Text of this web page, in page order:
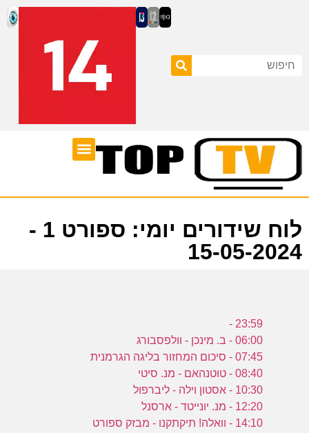
לוח שידורים יומי: ספורט 1 -
15-05-2024
23:59 -
06:00 - ב. מינכן - וולפסבורג
07:45 - סיכום המחזור בליגה הגרמנית
08:40 - טוטנהאם - מנ. סיטי
10:30 - אסטון וילה - ליברפול
12:20 - מנ. יונייטד - ארסנל
14:10 - וואלה! תיקתקנו - מבזק ספורט